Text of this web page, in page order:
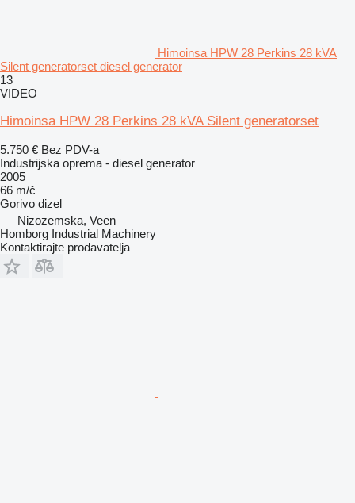
Himoinsa HPW 28 Perkins 28 kVA
Silent generatorset diesel generator
13
VIDEO
Himoinsa HPW 28 Perkins 28 kVA Silent generatorset
5.750 € Bez PDV-a
Industrijska oprema - diesel generator
2005
66 m/č
Gorivo dizel
Nizozemska, Veen
Homborg Industrial Machinery
Kontaktirajte prodavatelja